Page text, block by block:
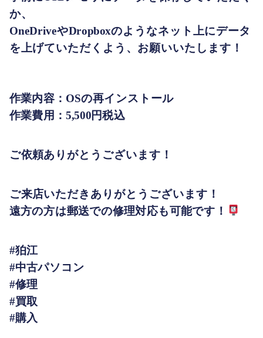
か、
OneDriveやDropboxのようなネット上にデータ
を上げていただくよう、お願いいたします！
作業内容：OSの再インストール
作業費用：5,500円税込
ご依頼ありがとうございます！
ご来店いただきありがとうございます！
遠方の方は郵送での修理対応も可能です！
#狛江
#中古パソコン
#修理
#買取
#購入